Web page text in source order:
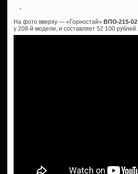
На фото вверху — «Горностай» ВПО-215-02
у 208-й модели, и составляет 52 100 рублей.